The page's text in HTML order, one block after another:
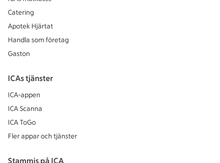
Catering
Apotek Hjärtat
Handla som företag
Gaston
ICAs tjänster
ICA-appen
ICA Scanna
ICA ToGo
Fler appar och tjänster
Stammis på ICA